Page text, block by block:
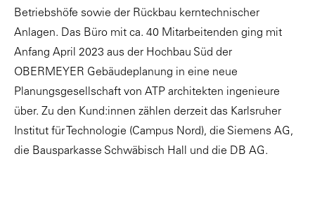
Betriebshöfe sowie der Rückbau kerntechnischer
Anlagen. Das Büro mit ca. 40 Mitarbeitenden ging mit
Anfang April 2023 aus der Hochbau Süd der
OBERMEYER Gebäudeplanung in eine neue
Planungsgesellschaft von ATP architekten ingenieure
über. Zu den Kund:innen zählen derzeit das Karlsruher
Institut für Technologie (Campus Nord), die Siemens AG,
die Bausparkasse Schwäbisch Hall und die DB AG.